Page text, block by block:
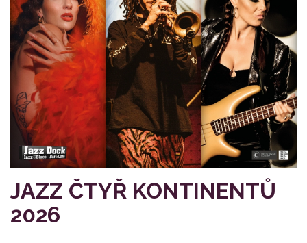
JAZZ ČTYŘ KONTINENTŮ
2026